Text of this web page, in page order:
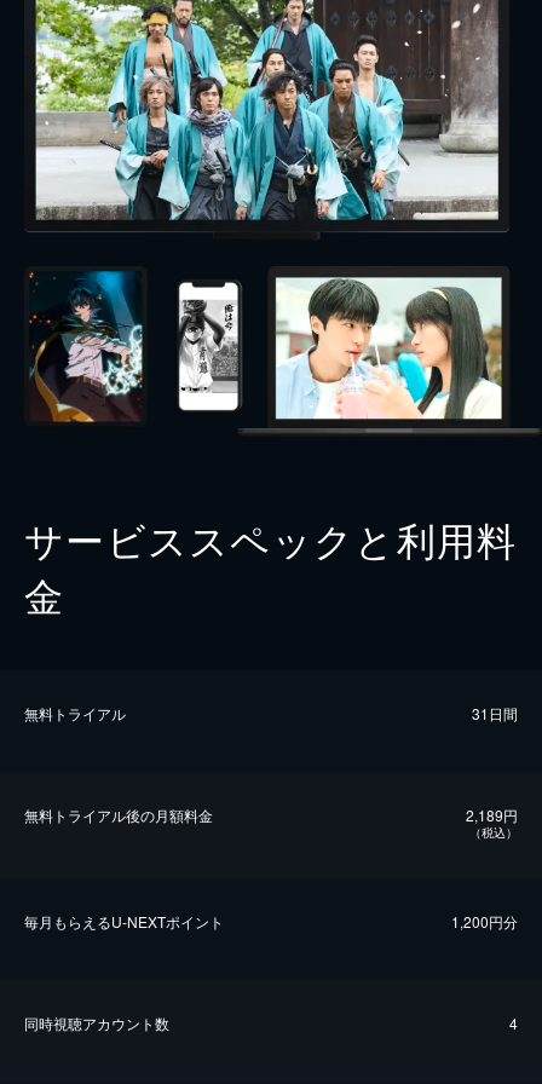
サービススペックと利用料
金
無料トライアル 31日間
無料トライアル後の⽉額料金 2,189円
（税込）
毎⽉もらえるU-NEXTポイント 1,200円分
同時視聴アカウント数 4